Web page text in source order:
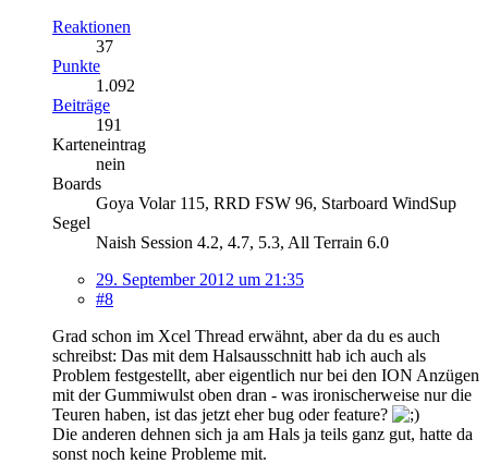
Reaktionen
37
Punkte
1.092
Beiträge
191
Karteneintrag
nein
Boards
Goya Volar 115, RRD FSW 96, Starboard WindSup
Segel
Naish Session 4.2, 4.7, 5.3, All Terrain 6.0
29. September 2012 um 21:35
#8
Grad schon im Xcel Thread erwähnt, aber da du es auch
schreibst: Das mit dem Halsausschnitt hab ich auch als
Problem festgestellt, aber eigentlich nur bei den ION Anzügen
mit der Gummiwulst oben dran - was ironischerweise nur die
Teuren haben, ist das jetzt eher bug oder feature?
Die anderen dehnen sich ja am Hals ja teils ganz gut, hatte da
sonst noch keine Probleme mit.